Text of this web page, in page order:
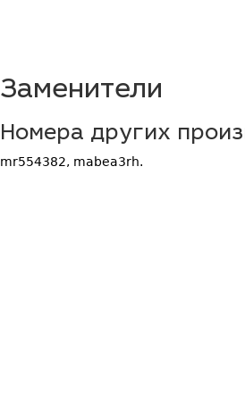
Заменители
Номера других
mr554382, mabea3rh.